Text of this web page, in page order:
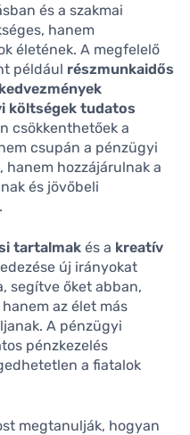
és a szakmai
hanem
életének. A megfelelő
például részmunkaidős
költségek tudatos
csökkenthetőek a
csupán a pénzügyi
hanem hozzájárulnak a
és jövőbeli
tartalmak és a kreatív
új irányokat
segítve őket abban,
az élet más
A pénzügyi
pénzkezelés
a fiatalok
megtanulják, hogyan